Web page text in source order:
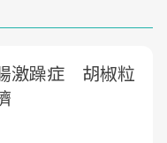
激躁症 胡椒粒